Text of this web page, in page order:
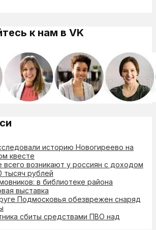
к нам в VK
историю Новогиреево на
квесте
всего возникают у россиян с доходом
тысяч рублей
в библиотеке района
выставка
Подмосковья обезврежен снаряд
сбиты средствами ПВО над